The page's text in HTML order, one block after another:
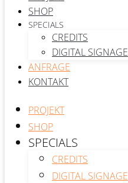
SHOP
SPECIALS
CREDITS
DIGITAL SIGNAGE
ANFRAGE
KONTAKT
PROJEKT
SHOP
SPECIALS
CREDITS
DIGITAL SIGNAGE